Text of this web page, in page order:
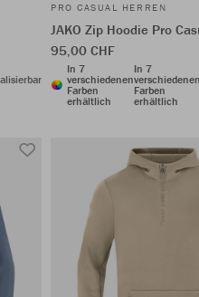
PRO CASUAL HERREN
JAKO Zip Hoodie Pro
95,00 CHF
In 7
verschiedenen
Farben
erhältlich
In 7
Farben
erhältlich